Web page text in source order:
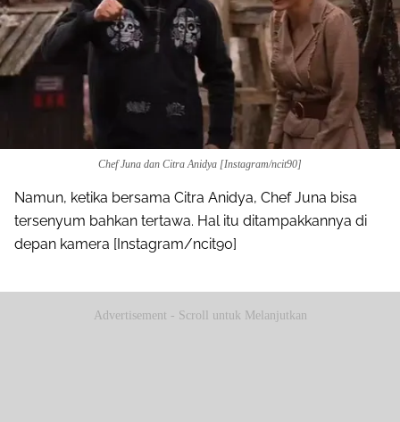
Chef Juna dan Citra Anidya [Instagram/ncit90]
Namun, ketika bersama Citra Anidya, Chef Juna bisa
tersenyum bahkan tertawa. Hal itu ditampakkannya di
depan kamera [Instagram/ncit90]
Advertisement - Scroll untuk Melanjutkan